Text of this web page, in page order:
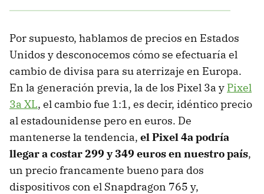
Por supuesto, hablamos de precios en Estados
Unidos y desconocemos cómo se efectuaría el
cambio de divisa para su aterrizaje en Europa.
En la generación previa, la de los Pixel 3a y Pixel
3a XL, el cambio fue 1:1, es decir, idéntico precio
al estadounidense pero en euros. De
mantenerse la tendencia, el Pixel 4a podría
llegar a costar 299 y 349 euros en nuestro país,
un precio francamente bueno para dos
dispositivos con el Snapdragon 765 y,